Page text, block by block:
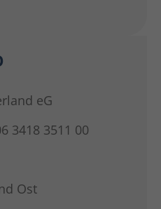
eG
3418 3511 00
Ost